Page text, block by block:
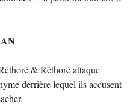
& Réthoré attaque
derrière lequel ils accusent